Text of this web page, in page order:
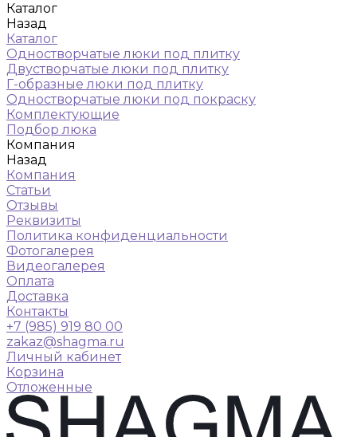
Каталог
Назад
Каталог
Одностворчатые люки под плитку
Двустворчатые люки под плитку
Г-образные люки под плитку
Одностворчатые люки под покраску
Комплектующие
Подбор люка
Компания
Назад
Компания
Статьи
Отзывы
Реквизиты
Политика конфиденциальности
Фотогалерея
Видеогалерея
Оплата
Доставка
Контакты
+7 (985) 919 80 00
zakaz@shagma.ru
Личный кабинет
Корзина
Отложенные